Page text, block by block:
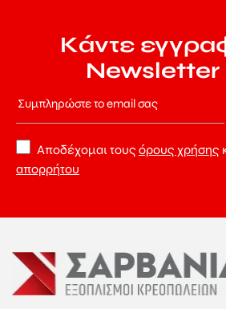
Αποδέχομαι τους όρους χρήσης
απορρήτου
Κάντε
Newsletter